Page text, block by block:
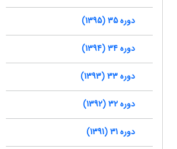
دوره 35 (1395)
دوره 34 (1394)
دوره 33 (1393)
دوره 32 (1392)
دوره 31 (1391)